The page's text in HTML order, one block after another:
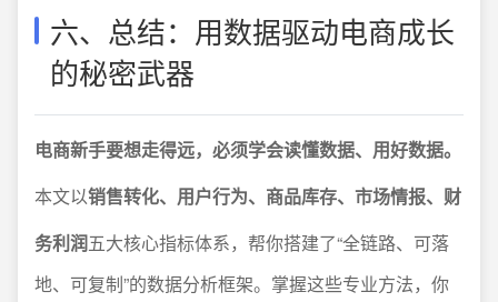
六、总结：用数据驱动电商成长
的秘密武器
电商新手要想走得远，必须学会读懂数据、用好数据。
本文以销售转化、用户行为、商品库存、市场情报、财
务利润五大核心指标体系，帮你搭建了“全链路、可落
地、可复制”的数据分析框架。掌握这些专业方法，你